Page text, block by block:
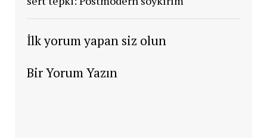
İlk yorum yapan siz olun
Bir Yorum Yazın